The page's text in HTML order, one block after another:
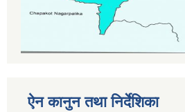
ऐन कानुन तथा निर्देशिका